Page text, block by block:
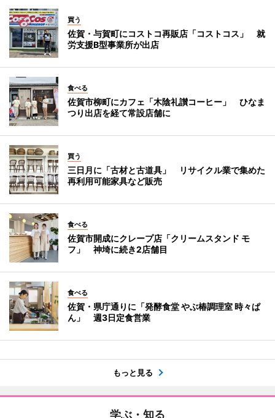
買う
佐賀・与賀町にコストコ再販店「コストコス」 就
労支援B型事業所が出店
食べる
佐賀市柳町にカフェ「木陰礼讃コーヒー」 ひなま
つり出店を経て常設店舗に
買う
三日月に「古材と古道具」 リサイクル業で集めた
再利用可能家具など販売
食べる
佐賀市開成にクレープ店「クリームスタンド モ
フ」 神埼に続き2店舗目
食べる
佐賀・県庁通りに「発酵食堂 やぶ椿調理室 時々ぱ
ん」 週3日定食営業
もっと見る
学ぶ・知る